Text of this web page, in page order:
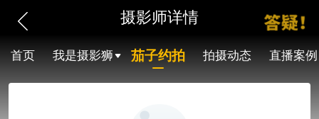
摄影师详情
首页 我是摄影狮 茄子约拍 拍摄动态 直播案例